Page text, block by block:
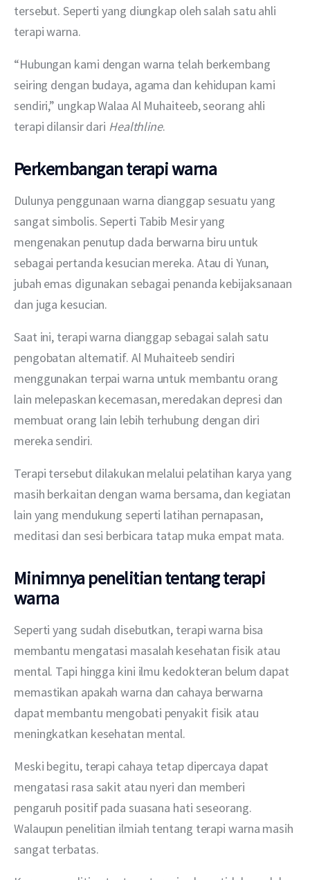
tersebut. Seperti yang diungkap oleh salah satu ahli
terapi warna.
“Hubungan kami dengan warna telah berkembang
seiring dengan budaya, agama dan kehidupan kami
sendiri,” ungkap Walaa Al Muhaiteeb, seorang ahli
terapi dilansir dari Healthline.
Perkembangan terapi warna
Dulunya penggunaan warna dianggap sesuatu yang
sangat simbolis. Seperti Tabib Mesir yang
mengenakan penutup dada berwarna biru untuk
sebagai pertanda kesucian mereka. Atau di Yunan,
jubah emas digunakan sebagai penanda kebijaksanaan
dan juga kesucian.
Saat ini, terapi warna dianggap sebagai salah satu
pengobatan alternatif. Al Muhaiteeb sendiri
menggunakan terpai warna untuk membantu orang
lain melepaskan kecemasan, meredakan depresi dan
membuat orang lain lebih terhubung dengan diri
mereka sendiri.
Terapi tersebut dilakukan melalui pelatihan karya yang
masih berkaitan dengan warna bersama, dan kegiatan
lain yang mendukung seperti latihan pernapasan,
meditasi dan sesi berbicara tatap muka empat mata.
Minimnya penelitian tentang terapi
warna
Seperti yang sudah disebutkan, terapi warna bisa
membantu mengatasi masalah kesehatan fisik atau
mental. Tapi hingga kini ilmu kedokteran belum dapat
memastikan apakah warna dan cahaya berwarna
dapat membantu mengobati penyakit fisik atau
meningkatkan kesehatan mental.
Meski begitu, terapi cahaya tetap dipercaya dapat
mengatasi rasa sakit atau nyeri dan memberi
pengaruh positif pada suasana hati seseorang.
Walaupun penelitian ilmiah tentang terapi warna masih
sangat terbatas.